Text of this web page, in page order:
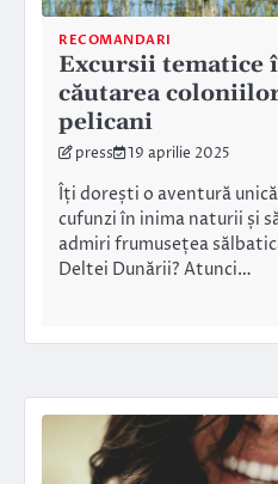
RECOMANDARI
Excursii tematice
căutarea
pelicani
press 19 aprilie 2025
Îți dorești o aventură
cufunzi în inima naturii și
admiri frumusețea
Deltei Dunării? Atunci…